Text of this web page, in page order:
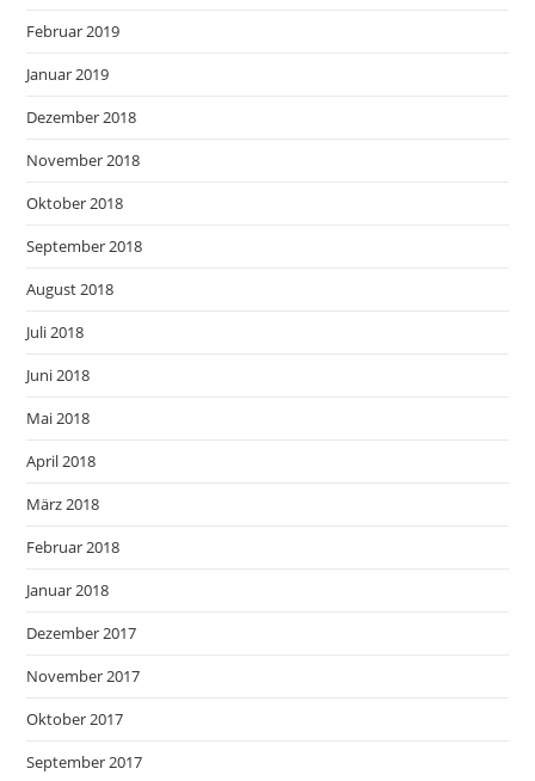
Februar 2019
Januar 2019
Dezember 2018
November 2018
Oktober 2018
September 2018
August 2018
Juli 2018
Juni 2018
Mai 2018
April 2018
März 2018
Februar 2018
Januar 2018
Dezember 2017
November 2017
Oktober 2017
September 2017